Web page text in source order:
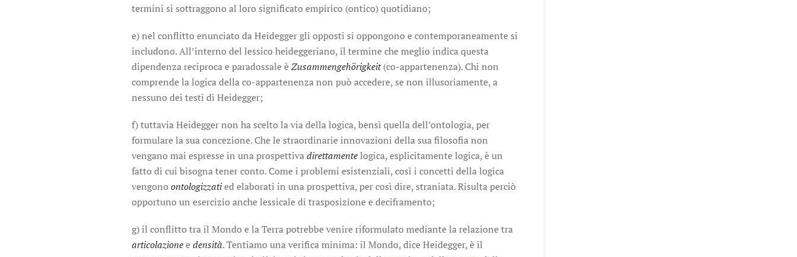
termini si sottraggono al loro significato empirico (ontico) quotidiano;
e) nel conflitto enunciato da Heidegger gli opposti si oppongono e contemporaneamente si
includono. All’interno del lessico heideggeriano, il termine che meglio indica questa
dipendenza reciproca e paradossale èZusammengehörigkeit(co-appartenenza). Chi non
comprende la logica della co-appartenenza non può accedere, se non illusoriamente, a
nessuno dei testi di Heidegger;
f) tuttavia Heidegger non ha scelto la via della logica, bensì quella dell’ontologia, per
formulare la sua concezione. Che le straordinarie innovazioni della sua filosofia non
vengano mai espresse in una prospettivadirettamentelogica, esplicitamente logica, è un
fatto di cui bisogna tener conto. Come i problemi esistenziali, così i concetti della logica
vengono ontologizzatied elaborati in una prospettiva, per così dire, straniata. Risulta perciò
opportuno un esercizio anche lessicale di trasposizione e deciframento;
g) il conflitto tra il Mondo e la Terra potrebbe venire riformulato mediante la relazione tra
articolazioneedensità. Tentiamo una verifica minima: il Mondo, dice Heidegger, è il